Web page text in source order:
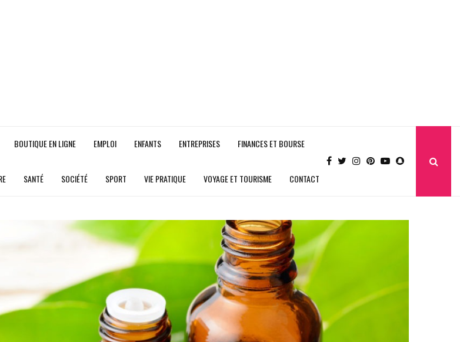
BOUTIQUE EN LIGNE EMPLOI ENFANTS ENTREPRISES FINANCES ET BOURSE
SANTÉ SOCIÉTÉ SPORT VIE PRATIQUE VOYAGE ET TOURISME CONTACT